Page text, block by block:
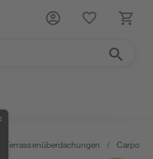
Terrassenüberdachungen / Carports